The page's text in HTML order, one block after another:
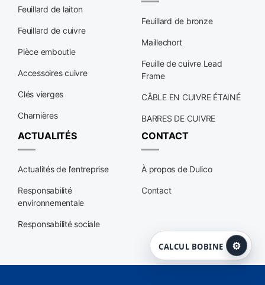
Feuillard de laiton
Feuillard de cuivre
Pièce emboutie
Accessoires cuivre
Clés vierges
Charnières
Feuillard de bronze
Maillechort
Feuille de cuivre Lead
Frame
CÂBLE EN CUIVRE ÉTAINÉ
BARRES DE CUIVRE
ACTUALITÉS
Actualités de l’entreprise
Responsabilité
environnementale
Responsabilité sociale
CONTACT
À propos de Dulico
Contact
CALCUL BOBINE ⚙